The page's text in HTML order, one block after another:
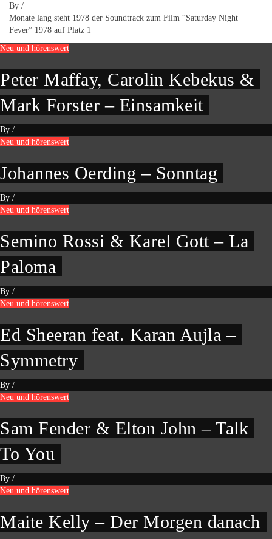
By /
Monate lang steht 1978 der Soundtrack zum Film “Saturday Night
Fever” 1978 auf Platz 1
Neu und hörenswert
Peter Maffay, Carolin Kebekus &
Mark Forster – Einsamkeit
By /
Neu und hörenswert
Johannes Oerding – Sonntag
By /
Neu und hörenswert
Semino Rossi & Karel Gott – La
Paloma
By /
Neu und hörenswert
Ed Sheeran feat. Karan Aujla –
Symmetry
By /
Neu und hörenswert
Sam Fender & Elton John – Talk
To You
By /
Neu und hörenswert
Maite Kelly – Der Morgen danach